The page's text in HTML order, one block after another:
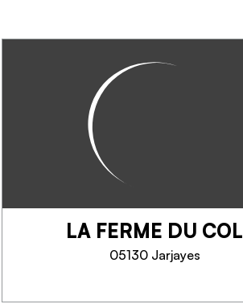
LA FERME DU COL
05130 Jarjayes